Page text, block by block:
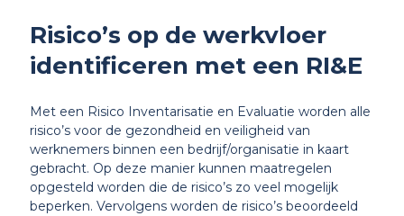
Risico’s op de werkvloer
identificeren met een RI&E
Met een Risico Inventarisatie en Evaluatie worden alle
risico’s voor de gezondheid en veiligheid van
werknemers binnen een bedrijf/organisatie in kaart
gebracht. Op deze manier kunnen maatregelen
opgesteld worden die de risico’s zo veel mogelijk
beperken. Vervolgens worden de risico’s beoordeeld